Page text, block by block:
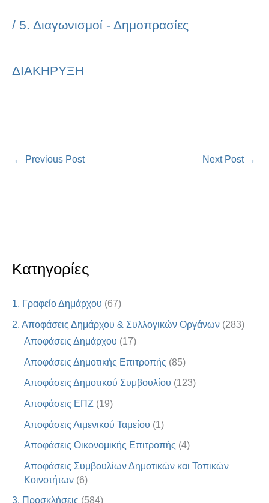
Κατηγορίες
1. Γραφείο Δημάρχου (67)
2. Αποφάσεις Δημάρχου & Συλλογικών Οργάνων (283)
Αποφάσεις Δημάρχου (17)
Αποφάσεις Δημοτικής Επιτροπής (85)
Αποφάσεις Δημοτικού Συμβουλίου (123)
Αποφάσεις ΕΠΖ (19)
Αποφάσεις Λιμενικού Ταμείου (1)
Αποφάσεις Οικονομικής Επιτροπής (4)
Αποφάσεις Συμβουλίων Δημοτικών και Τοπικών
Κοινοτήτων (6)
3. Προσκλήσεις (584)
/ 5. Διαγωνισμοί - Δημοπρασίες
ΔΙΑΚΗΡΥΞΗ
← Previous Post Next Post →